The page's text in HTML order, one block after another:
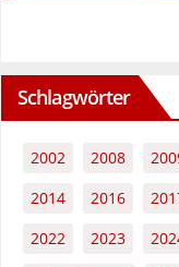
Schlagwörter
2002 2008
2014
2016
2022
2023